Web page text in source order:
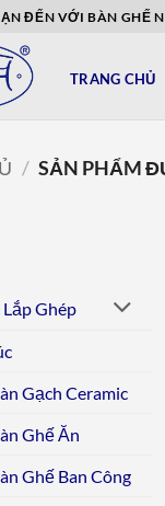
ĐẾN VỚI BÀN GHẾ
TRANG CHỦ
/ SẢN PHẨM
Lắp Ghép
Gạch Ceramic
Ghế Ăn
Ghế Ban Công